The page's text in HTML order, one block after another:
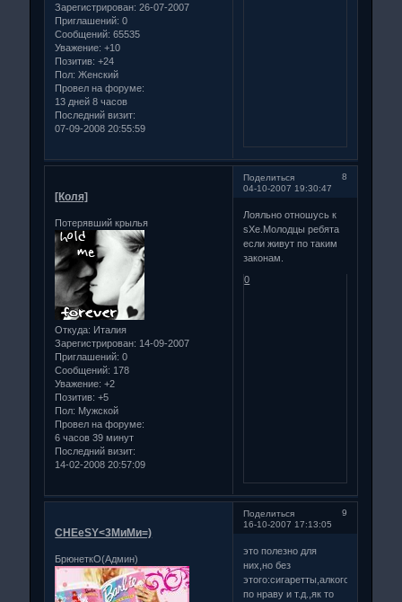
Зарегистрирован: 26-07-2007
Приглашений: 0
Сообщений: 65535
Уважение: +10
Позитив: +24
Пол: Женский
Провел на форуме:
13 дней 8 часов
Последний визит:
07-09-2008 20:55:59
Поделиться
8
04-10-2007 19:30:47
[Коля]
Потерявший крылья
Откуда: Италия
Зарегистрирован: 14-09-2007
Приглашений: 0
Сообщений: 178
Уважение: +2
Позитив: +5
Пол: Мужской
Провел на форуме:
6 часов 39 минут
Последний визит:
14-02-2008 20:57:09
Лояльно отношусь к
sXe.Молодцы ребята
если живут по таким
законам.
0
Поделиться
9
16-10-2007 17:13:05
CHEeSY<3МиМи=)
БрюнеткО(Админ)
это полезно для
них,но без
этого:сигаретты,алкоголь,секс
по нраву и т.д.,як то